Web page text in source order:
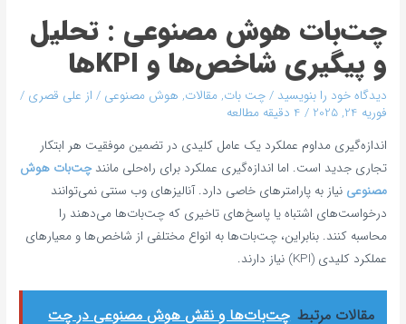
چت‌بات هوش مصنوعی : تحلیل
و پیگیری شاخص‌ها و KPIها
دیدگاه‌ خود را بنویسید /چت بات,مقالات, هوش مصنوعی / از علی قصری /
فوریه 24, 2025
/ 4 دقیقه مطالعه
اندازه‌گیری مداوم عملکرد یک عامل کلیدی در تضمین موفقیت هر ابتکار
تجاری جدید است. اما اندازه‌گیری عملکرد برای راه‌حلی مانندچت‌بات هوش
مصنوعی نیاز به پارامترهای خاصی دارد. آنالیزهای وب سنتی نمی‌توانند
درخواست‌های اشتباه یا پاسخ‌های تاخیری که چت‌بات‌ها می‌دهند را
محاسبه کنند. بنابراین، چت‌بات‌ها به انواع مختلفی از شاخص‌ها و معیارهای
عملکرد کلیدی (KPI) نیاز دارند.
مقالات مرتبط چت‌بات‌ها و نقش هوش مصنوعی در چت